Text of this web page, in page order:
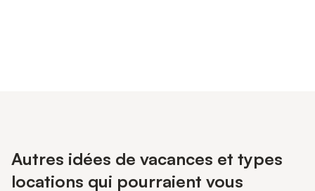
Autres idées de vacances et types
locations qui pourraient vous